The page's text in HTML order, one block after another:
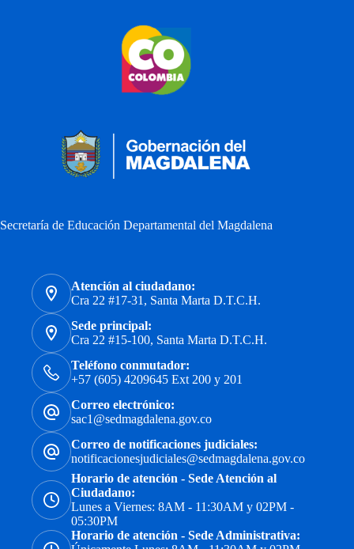
Secretaría de Educación Departamental del Magdalena
Atención al ciudadano:
Cra 22 #17-31, Santa Marta D.T.C.H.
Sede principal:
Cra 22 #15-100, Santa Marta D.T.C.H.
Teléfono conmutador:
+57 (605) 4209645 Ext 200 y 201
Correo electrónico:
sac1@sedmagdalena.gov.co
Correo de notificaciones judiciales:
notificacionesjudiciales@sedmagdalena.gov.co
Horario de atención - Sede Atención al
Ciudadano:
Lunes a Viernes: 8AM - 11:30AM y 02PM -
05:30PM
Horario de atención - Sede Administrativa: